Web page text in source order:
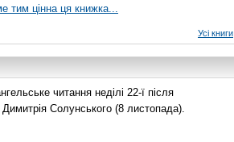
тим цінна ця книжка...
Усі книги
читання неділі 22-ї після
Солунського (8 листопада).